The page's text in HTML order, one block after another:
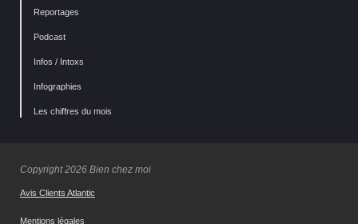
Reportages
Podcast
Infos / Intoxs
Infographies
Les chiffres du mois
Copyright 2026 Bien chez moi
Avis Clients Atlantic
Mentions légales